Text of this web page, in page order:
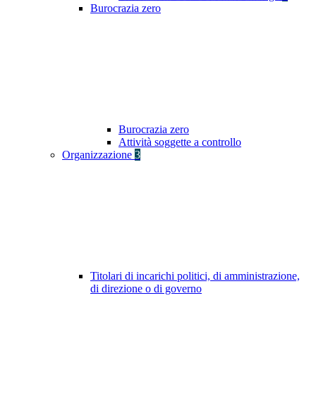
Burocrazia zero
Burocrazia zero
Attività soggette a controllo
Organizzazione 3
Titolari di incarichi politici, di amministrazione,
di direzione o di governo